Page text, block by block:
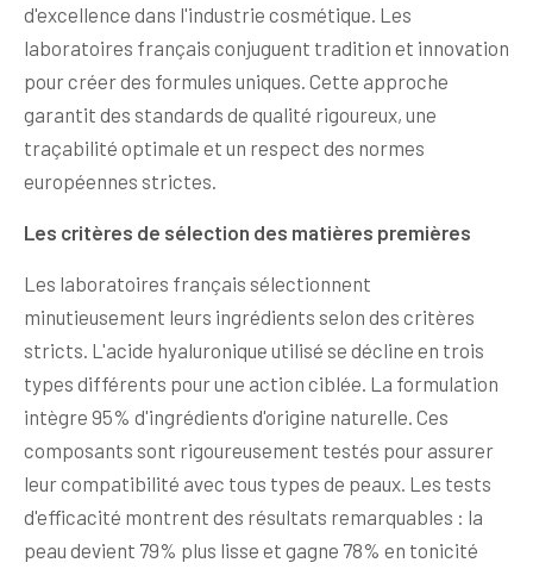
d'excellence dans l'industrie cosmétique. Les
laboratoires français conjuguent tradition et innovation
pour créer des formules uniques. Cette approche
garantit des standards de qualité rigoureux, une
traçabilité optimale et un respect des normes
européennes strictes.
Les critères de sélection des matières premières
Les laboratoires français sélectionnent
minutieusement leurs ingrédients selon des critères
stricts. L'acide hyaluronique utilisé se décline en trois
types différents pour une action ciblée. La formulation
intègre 95% d'ingrédients d'origine naturelle. Ces
composants sont rigoureusement testés pour assurer
leur compatibilité avec tous types de peaux. Les tests
d'efficacité montrent des résultats remarquables : la
peau devient 79% plus lisse et gagne 78% en tonicité